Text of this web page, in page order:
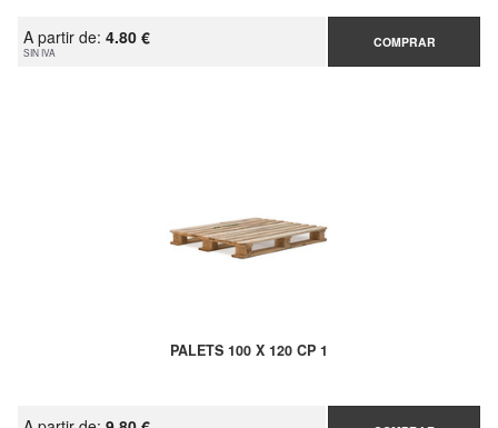
A partir de: 4.80 €
SIN IVA
COMPRAR
PALETS 100 X 120 CP 1